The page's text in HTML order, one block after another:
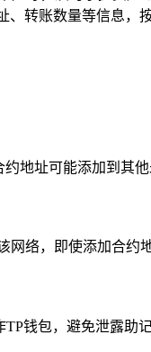
、转账数量等信息
地址可能添加到其
络，即使添加合约
钱包，避免泄露